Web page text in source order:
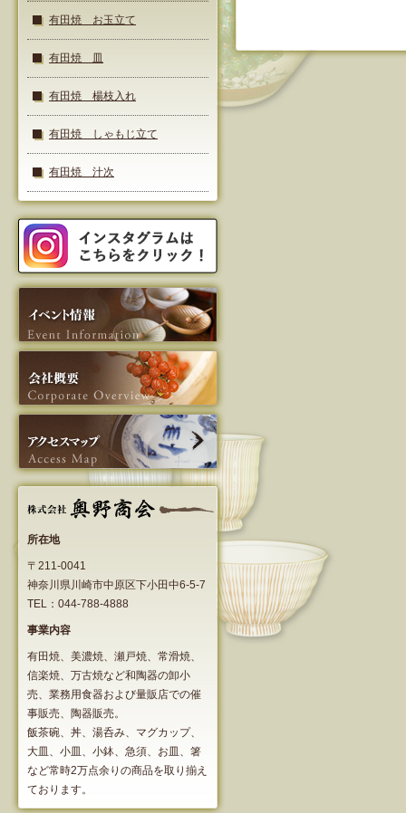
有田焼 お玉立て
有田焼 皿
有田焼 楊枝入れ
有田焼 しゃもじ立て
有田焼 汁次
所在地
〒211-0041
神奈川県川崎市中原区下小田中6-5-7
TEL：044-788-4888
事業内容
有田焼、美濃焼、瀬戸焼、常滑焼、
信楽焼、万古焼など和陶器の卸小
売、業務用食器および量販店での催
事販売、陶器販売。
飯茶碗、丼、湯呑み、マグカップ、
大皿、小皿、小鉢、急須、お皿、箸
など常時2万点余りの商品を取り揃え
ております。